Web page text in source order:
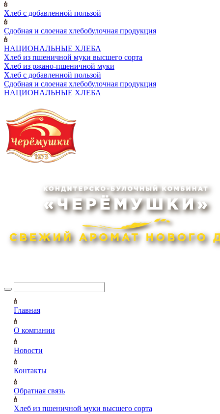
Хлеб с добавленной пользой
Сдобная и слоеная хлебобулочная продукция
НАЦИОНАЛЬНЫЕ ХЛЕБА
Хлеб из пшеничной муки высшего сорта
Хлеб из ржано-пшеничной муки
Хлеб с добавленной пользой
Сдобная и слоеная хлебобулочная продукция
НАЦИОНАЛЬНЫЕ ХЛЕБА
Главная
О компании
Новости
Контакты
Обратная связь
Хлеб из пшеничной муки высшего сорта